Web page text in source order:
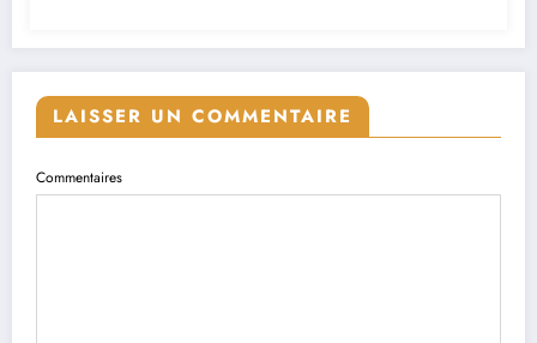
LAISSER UN COMMENTAIRE
Commentaires